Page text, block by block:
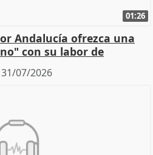
01:26
Andalucía ofrezca una
con su labor de
31/07/2026